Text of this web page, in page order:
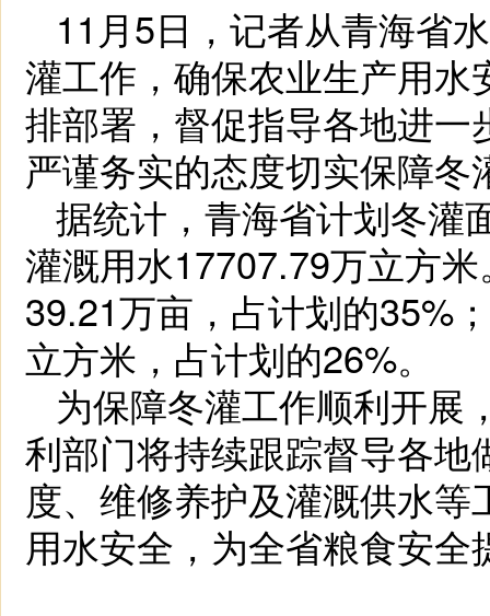
11月5日，记者从青海省
灌工作，确保农业生产用
排部署，督促指导各地进
严谨务实的态度切实保障
据统计，青海省计划冬灌
灌溉用水17707.79万立方
39.21万亩，占计划的35%
立方米，占计划的26%。
为保障冬灌工作顺利开展
利部门将持续跟踪督导各
度、维修养护及灌溉供水
用水安全，为全省粮食安